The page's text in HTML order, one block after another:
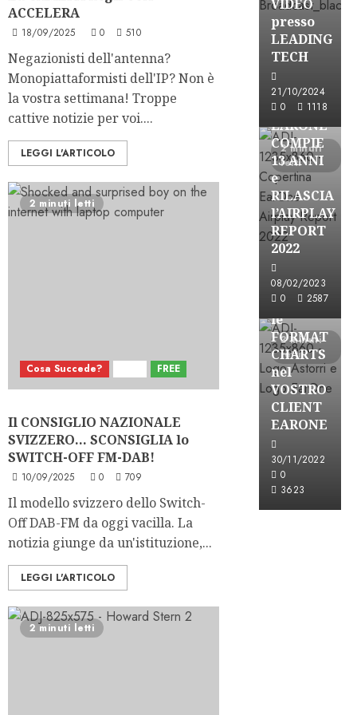
ACCELERA
18/09/2025 0 510
Negazionisti dell'antenna?
Monopiattaformisti dell'IP? Non è
la vostra settimana! Troppe
cattive notizie per voi....
LEGGI L'ARTICOLO
2 minuti letti
Cosa Succede? FREE
Il CONSIGLIO NAZIONALE
SVIZZERO… SCONSIGLIA lo
SWITCH-OFF FM-DAB!
10/09/2025 0 709
Il modello svizzero dello Switch-
Off DAB-FM da oggi vacilla. La
notizia giunge da un'istituzione,...
LEGGI L'ARTICOLO
2 minuti letti
VIDEO
presso
LEADING
TECH
21/10/2024
0
1118
2 minuti
letti
Partnership
EARONE
COMPIE
13 ANNI
e
RILASCIA
l’AIRPLAY
REPORT
2022
08/02/2023
0
2587
3 minuti
letti
Partnership
le
FORMAT
CHARTS
nel
VOSTRO
CLIENT
EARONE
30/11/2022
0
3623